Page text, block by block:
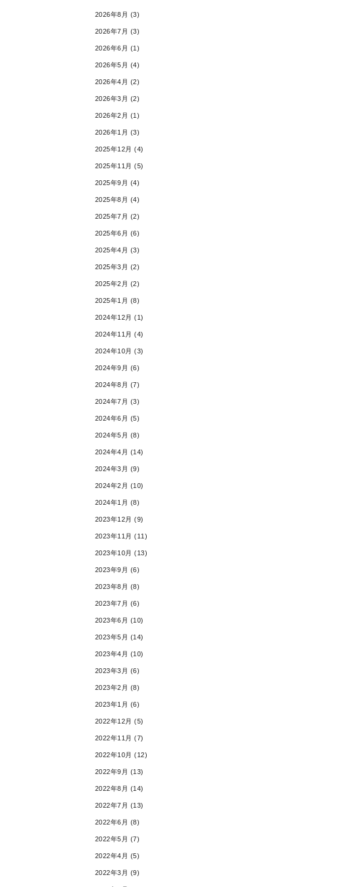
2026年8月 (3)
2026年7月 (3)
2026年6月 (1)
2026年5月 (4)
2026年4月 (2)
2026年3月 (2)
2026年2月 (1)
2026年1月 (3)
2025年12月 (4)
2025年11月 (5)
2025年9月 (4)
2025年8月 (4)
2025年7月 (2)
2025年6月 (6)
2025年4月 (3)
2025年3月 (2)
2025年2月 (2)
2025年1月 (8)
2024年12月 (1)
2024年11月 (4)
2024年10月 (3)
2024年9月 (6)
2024年8月 (7)
2024年7月 (3)
2024年6月 (5)
2024年5月 (8)
2024年4月 (14)
2024年3月 (9)
2024年2月 (10)
2024年1月 (8)
2023年12月 (9)
2023年11月 (11)
2023年10月 (13)
2023年9月 (6)
2023年8月 (8)
2023年7月 (6)
2023年6月 (10)
2023年5月 (14)
2023年4月 (10)
2023年3月 (6)
2023年2月 (8)
2023年1月 (6)
2022年12月 (5)
2022年11月 (7)
2022年10月 (12)
2022年9月 (13)
2022年8月 (14)
2022年7月 (13)
2022年6月 (8)
2022年5月 (7)
2022年4月 (5)
2022年3月 (9)